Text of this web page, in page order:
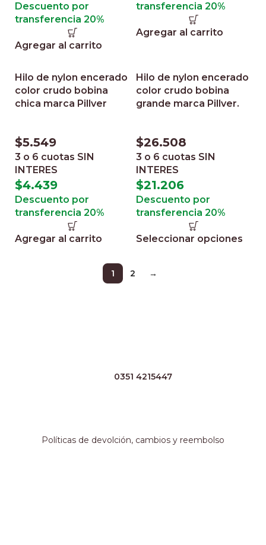
Descuento por
transferencia 20%
Agregar al carrito
transferencia 20%
Agregar al carrito
Hilo de nylon encerado
color crudo bobina
chica marca Pillver
$5.549
3 o 6 cuotas SIN
INTERES
$4.439
Descuento por
transferencia 20%
Agregar al carrito
Hilo de nylon encerado
color crudo bobina
grande marca Pillver.
$26.508
3 o 6 cuotas SIN
INTERES
$21.206
Descuento por
transferencia 20%
Seleccionar opciones
1 2 →
0351 4215447
Políticas de devolción, cambios y reembolso